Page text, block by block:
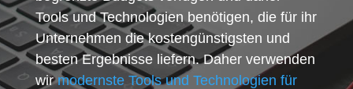
Tools und Technologien benötigen, die für ihr
Unternehmen die kostengünstigsten und
besten Ergebnisse liefern. Daher verwenden
wirmodernste Tools und Technologien für